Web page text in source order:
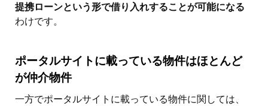
提携ローンという形で借り入れすることが可能になる
わけです。
ポータルサイトに載っている物件はほとんど
が仲介物件
一方でポータルサイトに載っている物件に関しては、